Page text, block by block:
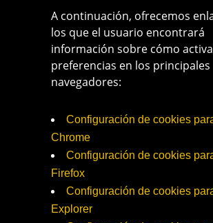
A continuación, ofrecemos
los que el usuario encontrará
información sobre cómo
preferencias en los principales
navegadores:
Configuración de cookies
Chrome
Configuración de cookies
Firefox
Configuración de cookies
Explorer